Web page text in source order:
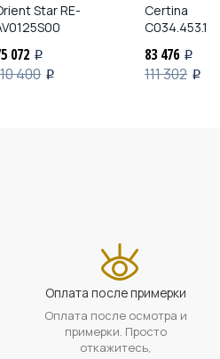
StarRE-
072 i
400 i
Certina
83 476 i
111 302 i
Оплата после примерки
Оплата после осмотра и
примерки. Просто
откажитесь,